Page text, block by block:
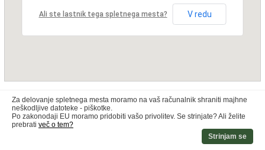
Ali ste lastnik tega spletnega mesta? V redu
Za delovanje spletnega mesta moramo na vaš računalnik shraniti majhne
neškodljive datoteke - piškotke.
Po zakonodaji EU moramo pridobiti vašo privolitev. Se strinjate? Ali želite
prebrati več o tem?
Strinjam se